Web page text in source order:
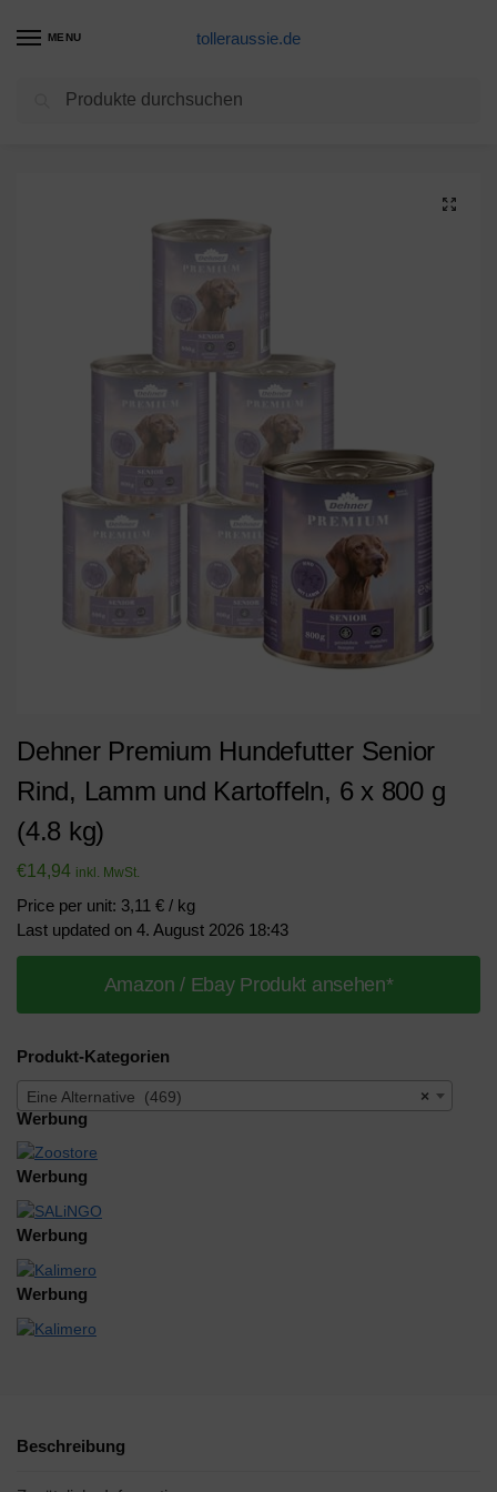
MENU tolleraussie.de
Eine Alternative / Dehner Premium Hundefutter Senior Rind, Lamm und Kartoffeln, 6 x 800 g (4.8 kg)
Dehner Premium Hundefutter Senior
Rind, Lamm und Kartoffeln, 6 x 800 g
(4.8 kg)
€14,94 inkl. MwSt.
Price per unit: 3,11 € / kg
Last updated on 4. August 2026 18:43
Amazon / Ebay Produkt ansehen*
Produkt-Kategorien
×
Eine Alternative (469)
Werbung
Werbung
Werbung
Werbung
Beschreibung